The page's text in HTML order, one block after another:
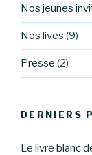
Nos jeunes
Nos lives (9)
Presse (2)
DERNIERS
Le livre blanc